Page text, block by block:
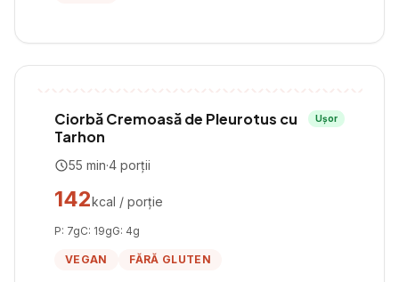
Ciorbă Cremoasă de Pleurotus cu
Tarhon
Ușor
55 min·4 porții
142kcal / porție
P: 7gC: 19gG: 4g
VEGAN FĂRĂ GLUTEN